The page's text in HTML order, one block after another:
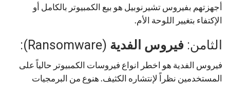
أجهزتهم بفيروس تشيرنوبيل هو بيع الكمبيوتر بالكامل أو
الإكتفاء بتغيير اللوحة الأم.
الثامن: فيروس الفدية (Ransomware):
فيروس الفدية هو اخطر انواع فيروسات الكمبيوتر حالياً على
المستخدمين نظراً لإنتشاره الكثيف. هنوع من البرمجيات